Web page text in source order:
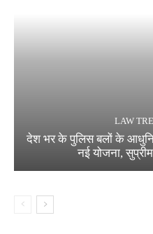
LAW
देश भर के पुलिस बलों के
नई योजना,